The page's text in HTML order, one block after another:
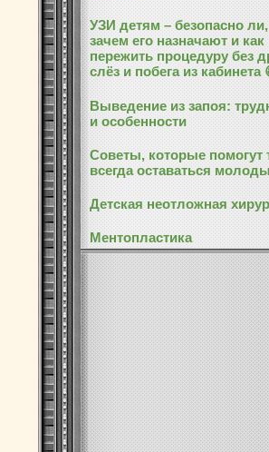
УЗИ детям – безопасно ли,
зачем его назначают и как
пережить процедуру без
слёз и побега из кабинета
Выведение из запоя:
и особенности
Советы, которые помогут
всегда оставаться
Детская неотложная
Ментопластика